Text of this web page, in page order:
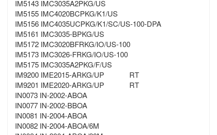
IM5143 IMC3035A2PKG/US
IM5155 IMC4020BCPKG/K1/US
IM5156 IMC4035UCPKG/K1/SC/US-100-DPA
IM5161 IMC3035-BPKG/US
IM5172 IMC3020BFRKG/IO/US-100
IM5173 IMC3026-FRKG/IO/US-100
IM5175 IMC3035A2PKG/F/US
IM9200 IME2015-ARKG/UP RT
IM9201 IME2020-ARKG/UP RT
IN0073 IN-2002-ABOA
IN0077 IN-2002-BBOA
IN0081 IN-2004-ABOA
IN0082 IN-2004-ABOA/6M